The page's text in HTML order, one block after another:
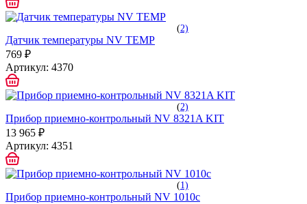
(2)
Датчик температуры NV TEMP
769 ₽
Артикул: 4370
(2)
Прибор приемно-контрольный NV 8321A KIT
13 965 ₽
Артикул: 4351
(1)
Прибор приемно-контрольный NV 1010c